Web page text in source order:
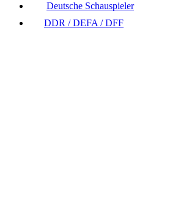
Deutsche Schauspieler
DDR / DEFA / DFF